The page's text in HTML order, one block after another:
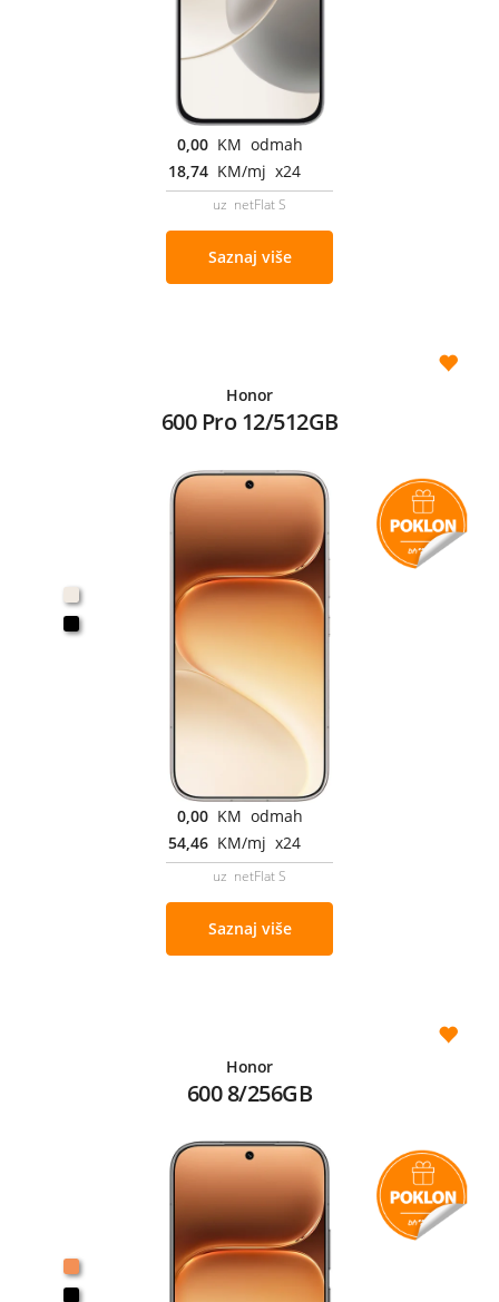
0,00 KM odmah
18,74 KM/mj x24
uz netFlat S
Saznaj više
Honor
600 Pro 12/512GB
0,00 KM odmah
54,46 KM/mj x24
uz netFlat S
Saznaj više
Honor
600 8/256GB